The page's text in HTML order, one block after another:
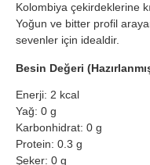
Kolombiya çekirdeklerine
Yoğun ve bitter profil
sevenler için idealdir.
Besin Değeri
Enerji: 2 kcal
Yağ: 0 g
Karbonhidrat: 0 g
Protein: 0.3 g
Şeker: 0 g